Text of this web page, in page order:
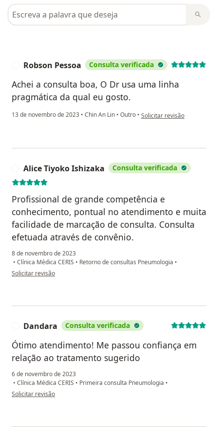
Pesquisar em opiniões
Robson Pessoa Consulta verificada
Achei a consulta boa, O Dr usa uma linha
pragmática da qual eu gosto.
13 de novembro de 2023 • Chin An Lin • Outro • na opinião do utilizador
Solicitar revisão
Alice Tiyoko Ishizaka Consulta verificada
Profissional de grande competência e
conhecimento, pontual no atendimento e muita
facilidade de marcação de consulta. Consulta
efetuada através de convênio.
8 de novembro de 2023
• Clínica Médica CERIS • Retorno de consultas Pneumologia •
na opinião do utilizador Alice Tiyoko Ishizaka
Solicitar revisão
Dandara Consulta verificada
Ótimo atendimento! Me passou confiança em
relação ao tratamento sugerido
6 de novembro de 2023
• Clínica Médica CERIS • Primeira consulta Pneumologia •
na opinião do utilizador Dandara
Solicitar revisão